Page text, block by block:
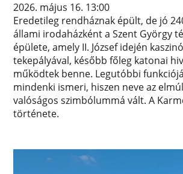
2026. május 16. 13:00
Eredetileg rendháznak épült, de jó
állami irodaházként a Szent György
épülete, amely II. József idején
tekepályával, később főleg katonai
működtek benne. Legutóbbi
mindenki ismeri, hiszen neve az
valóságos szimbólummá vált. A
története.